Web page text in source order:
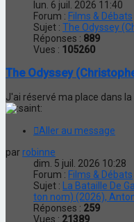
lun. 6 juil. 2026 11:40
Forum : Films & Débats
Sujet : The Odyssey
Réponses : 889
Vues : 105260
The Odyssey
J'ai réservé ma place dans la
Aller au message
par robinne
dim. 5 juil. 2026 10:28
Forum : Films & Débats
Sujet : La Bataille De
ton nom) (2026),
Réponses : 259
Vues : 21389